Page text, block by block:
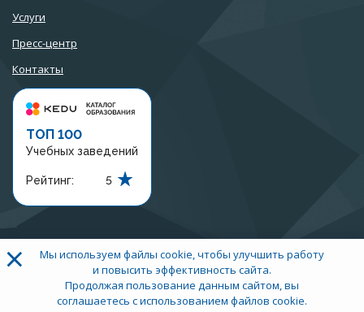
Услуги
Пресс-центр
Контакты
ТОП 100
Учебных заведений
Рейтинг: 5
+7 (3452) 56-97-07
Тюмень, Ленина 2а
×
Мы используем файлы cookie, чтобы улучшить работу
и повысить эффективность сайта.
Продолжая пользование данным сайтом, вы
соглашаетесь с использованием файлов cookie.